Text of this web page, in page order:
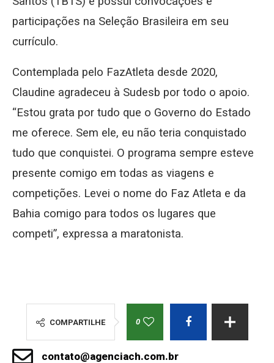
participações na Seleção Brasileira em seu
currículo.
Contemplada pelo FazAtleta desde 2020,
Claudine agradeceu à Sudesb por todo o apoio.
“Estou grata por tudo que o Governo do Estado
me oferece. Sem ele, eu não teria conquistado
tudo que conquistei. O programa sempre esteve
presente comigo em todas as viagens e
competições. Levei o nome do Faz Atleta e da
Bahia comigo para todos os lugares que
competi”, expressa a maratonista.
COMPARTILHE 0
contato@agenciach.com.br